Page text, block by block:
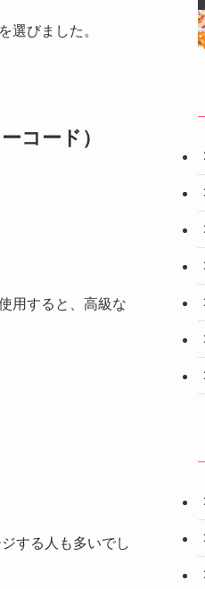
びました。
コード）
用すると、高級な
する人も多いでし